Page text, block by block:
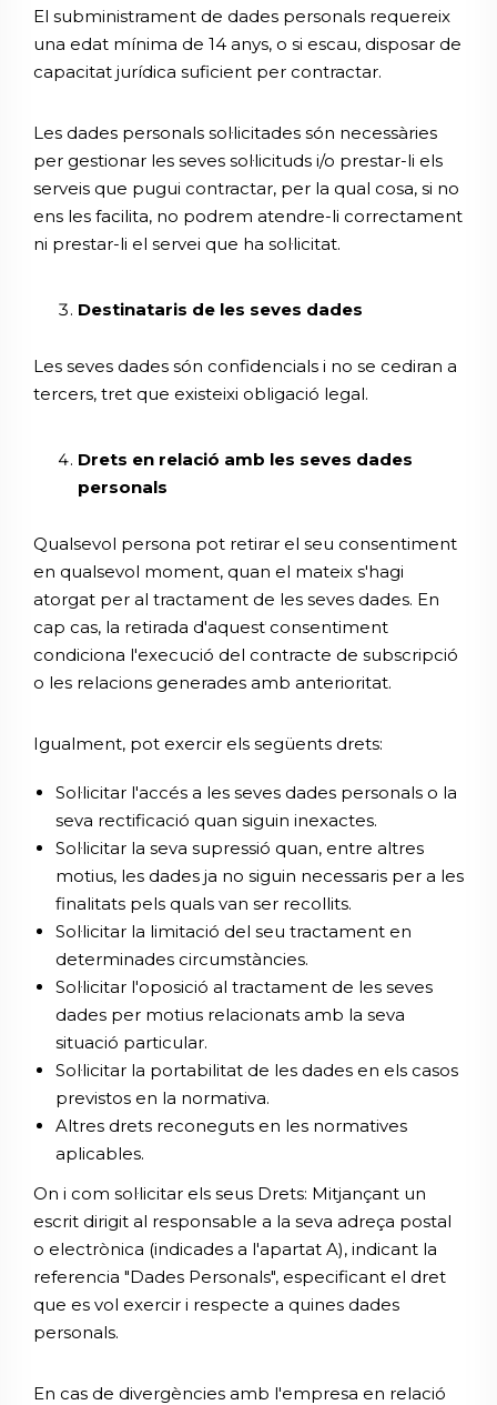
El subministrament de dades personals requereix
una edat mínima de 14 anys, o si escau, disposar de
capacitat jurídica suficient per contractar.
Les dades personals sol·licitades són necessàries
per gestionar les seves sol·licituds i/o prestar-li els
serveis que pugui contractar, per la qual cosa, si no
ens les facilita, no podrem atendre-li correctament
ni prestar-li el servei que ha sol·licitat.
Destinataris de les seves dades
Les seves dades són confidencials i no se cediran a
tercers, tret que existeixi obligació legal.
Drets en relació amb les seves dades
personals
Qualsevol persona pot retirar el seu consentiment
en qualsevol moment, quan el mateix s'hagi
atorgat per al tractament de les seves dades. En
cap cas, la retirada d'aquest consentiment
condiciona l'execució del contracte de subscripció
o les relacions generades amb anterioritat.
Igualment, pot exercir els següents drets:
Sol·licitar l'accés a les seves dades personals o la
seva rectificació quan siguin inexactes.
Sol·licitar la seva supressió quan, entre altres
motius, les dades ja no siguin necessaris per a les
finalitats pels quals van ser recollits.
Sol·licitar la limitació del seu tractament en
determinades circumstàncies.
Sol·licitar l'oposició al tractament de les seves
dades per motius relacionats amb la seva
situació particular.
Sol·licitar la portabilitat de les dades en els casos
previstos en la normativa.
Altres drets reconeguts en les normatives
aplicables.
On i com sol·licitar els seus Drets: Mitjançant un
escrit dirigit al responsable a la seva adreça postal
o electrònica (indicades a l'apartat A), indicant la
referencia "Dades Personals", especificant el dret
que es vol exercir i respecte a quines dades
personals.
En cas de divergències amb l'empresa en relació